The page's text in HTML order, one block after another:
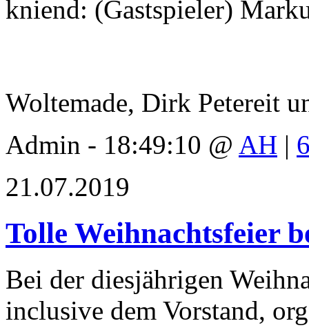
kniend: (Gastspieler)
Woltemade, Dirk Petereit
Admin - 18:49:10 @ AH |
21.07.2019
Tolle Weihnachtsfeier
Bei der diesjährigen
inclusive dem Vorstand,